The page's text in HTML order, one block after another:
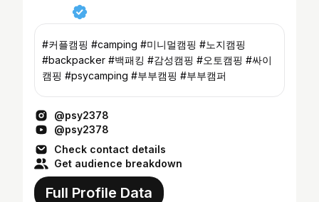
#커플캠핑 #camping #미니멀캠핑 #노지캠핑
#backpacker #백패킹 #감성캠핑 #오토캠핑 #싸이
캠핑 #psycamping #부부캠핑 #부부캠퍼
@psy2378
@psy2378
Check contact details
Get audience breakdown
Full Profile Data